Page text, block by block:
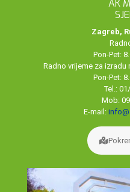
AK
Zagreb,
Pon-Pet:
Radno vrijeme za
Pon-Pet:
Tel.:
Mob:
E-mail: